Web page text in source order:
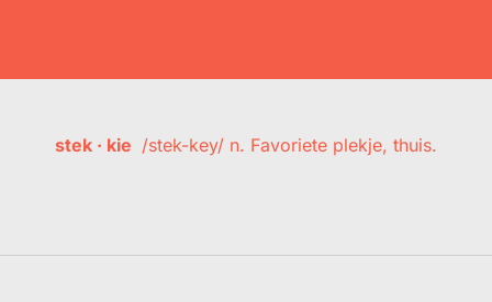
stek · kie /stek-key/ n. Favoriete plekje, thuis.